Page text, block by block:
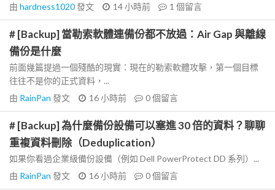
由 hardness1020發文 14 小時前 1 個留言
# [Backup] 當勒索軟體連備份都不放過：Air Gap 與離線
備份是什麼
前面幾篇提過一個殘酷的現實：現在的勒索軟體攻擊，第一個目標
往往不是你的正式資料，...
由 RainPan 發文 16 小時前 0個留言
# [Backup] 為什麼備份設備可以塞進 30 倍的資料？聊聊
重複資料刪除（Deduplication）
如果你看過企業級備份設備（例如 Dell PowerProtect DD 系列）...
由 RainPan 發文 16 小時前 0個留言